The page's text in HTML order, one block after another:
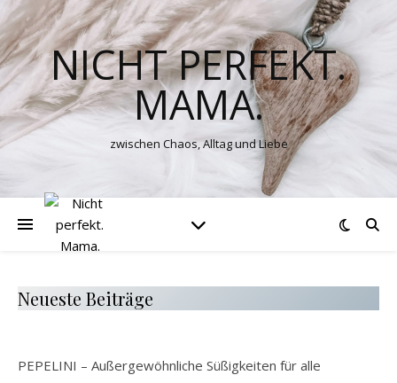
NICHT PERFEKT.
MAMA.
zwischen Chaos, Alltag und Liebe
Neueste Beiträge
PEPELINI – Außergewöhnliche Süßigkeiten für alle